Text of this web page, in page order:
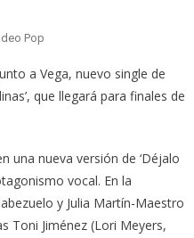
Pop
a Vega, nuevo single de
que llegará para finales de
una nueva versión de ‘Déjalo
vocal. En la
y Julia Martín-Maestro
Toni Jiménez (Lori Meyers,